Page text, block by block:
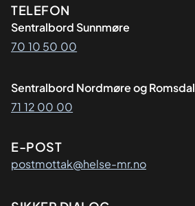
Kontaktinformasjon
TELEFON
Sentralbord Sunnmøre
70 10 50 00
Sentralbord Nordmøre og Romsdal
71 12 00 00
E-POST
postmottak@helse-mr.no